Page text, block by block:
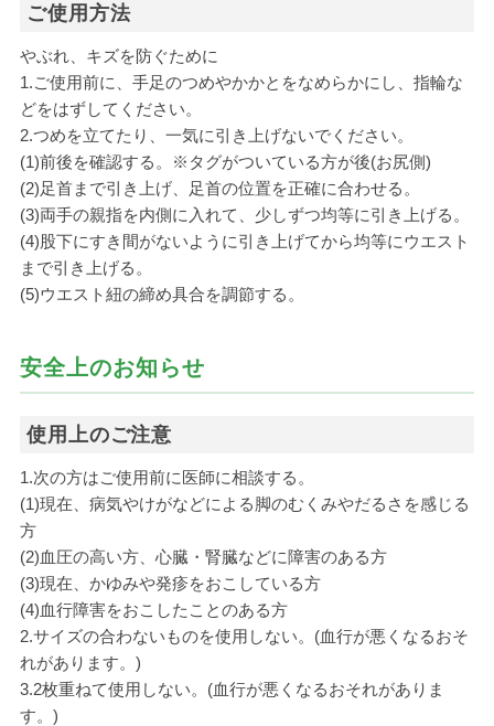
ご使用方法
やぶれ、キズを防ぐために
1.ご使用前に、手足のつめやかかとをなめらかにし、指輪な
どをはずしてください。
2.つめを立てたり、一気に引き上げないでください。
(1)前後を確認する。※タグがついている方が後(お尻側)
(2)足首まで引き上げ、足首の位置を正確に合わせる。
(3)両手の親指を内側に入れて、少しずつ均等に引き上げる。
(4)股下にすき間がないように引き上げてから均等にウエスト
まで引き上げる。
(5)ウエスト紐の締め具合を調節する。
安全上のお知らせ
使用上のご注意
1.次の方はご使用前に医師に相談する。
(1)現在、病気やけがなどによる脚のむくみやだるさを感じる
方
(2)血圧の高い方、心臓・腎臓などに障害のある方
(3)現在、かゆみや発疹をおこしている方
(4)血行障害をおこしたことのある方
2.サイズの合わないものを使用しない。(血行が悪くなるおそ
れがあります。)
3.2枚重ねて使用しない。(血行が悪くなるおそれがありま
す。)